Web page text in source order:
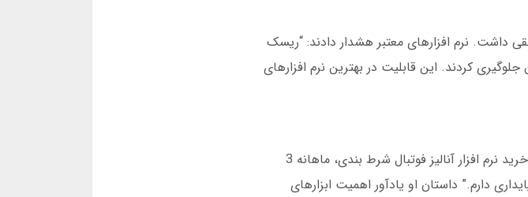
داشت. نرم افزارهای معتبر هشدار دادند: “ریسک
کردند. این قابلیت در بهترین نرم افزارهای
فرصت داشتم با “رضا” که 3 سال سابقه شرط بندی دارد صحبت کنم. او گفت: “قبل از خرید نرم افزار آنالیز فوتبال شرط بندی، ماهانه 3
دارم.” داستان او یادآور اهمیت ابزارهای